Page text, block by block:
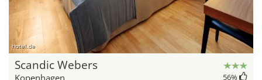
hotel.de
Scandic Webers
Kopenhagen 56%